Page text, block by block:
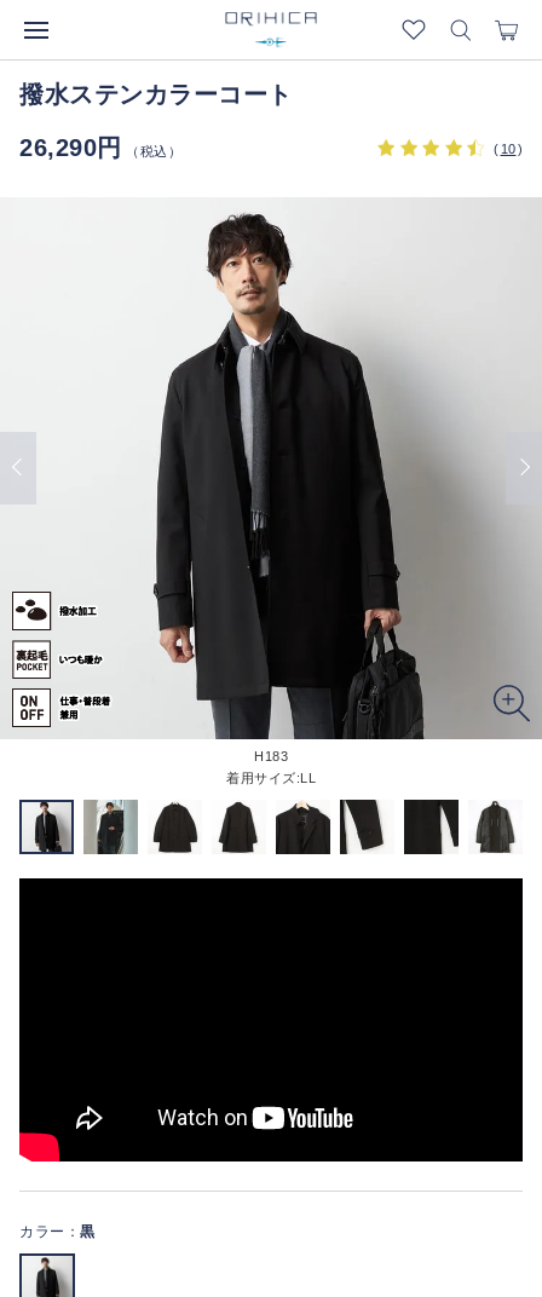
撥水ステンカラーコート
26,290円
（税込） ( 10)
H183
着用サイズ:LL
カラー： 黒